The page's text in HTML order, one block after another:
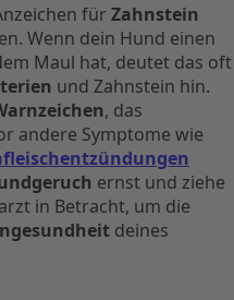
für Zahnstein
Wenn dein Hund einen
Maul hat, deutet das oft
und Zahnstein hin.
, das
andere Symptome wie
ernst und ziehe
in Betracht, um die
deines